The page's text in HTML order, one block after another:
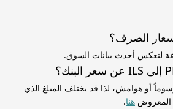
الصرف؟
لتعكس أحدث بيانات السوق.
أو هوامش، لذا قد يختلف المبلغ الذي
المعروض هنا.